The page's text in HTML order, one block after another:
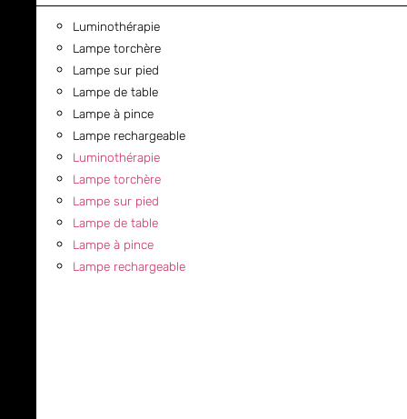
Luminothérapie
Lampe torchère
Lampe sur pied
Lampe de table
Lampe à pince
Lampe rechargeable
Luminothérapie
Lampe torchère
Lampe sur pied
Lampe de table
Lampe à pince
Lampe rechargeable